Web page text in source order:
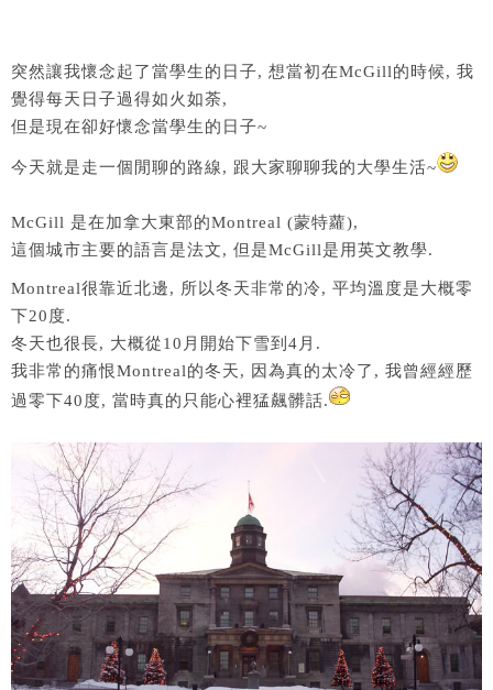
突然讓我懷念起了當學生的日子, 想當初在McGill的時候, 我
覺得每天日子過得如火如荼,
但是現在卻好懷念當學生的日子~
今天就是走一個閒聊的路線, 跟大家聊聊我的大學生活~
McGill 是在加拿大東部的Montreal (蒙特蘿),
這個城市主要的語言是法文, 但是McGill是用英文教學.
Montreal很靠近北邊, 所以冬天非常的冷, 平均溫度是大概零
下20度.
冬天也很長, 大概從10月開始下雪到4月.
我非常的痛恨Montreal的冬天, 因為真的太冷了, 我曾經經歷
過零下40度, 當時真的只能心裡猛飆髒話.